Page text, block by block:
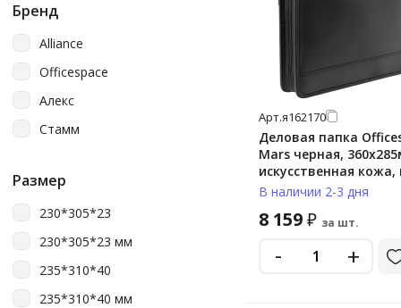
Бренд
Alliance
Officespace
Алекс
Стамм
Размер
230*305*23
230*305*23 мм
235*310*40
235*310*40 мм
Арт.я162170
Деловая папка
Mars черная,
искусственная кожа,
молнии
В наличии 2-3 дня
8 159₽ за шт.
- +